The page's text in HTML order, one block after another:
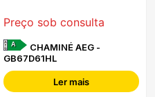
Preço sob consulta
A
CHAMINÉ AEG -
GB67D61HL
Ler mais